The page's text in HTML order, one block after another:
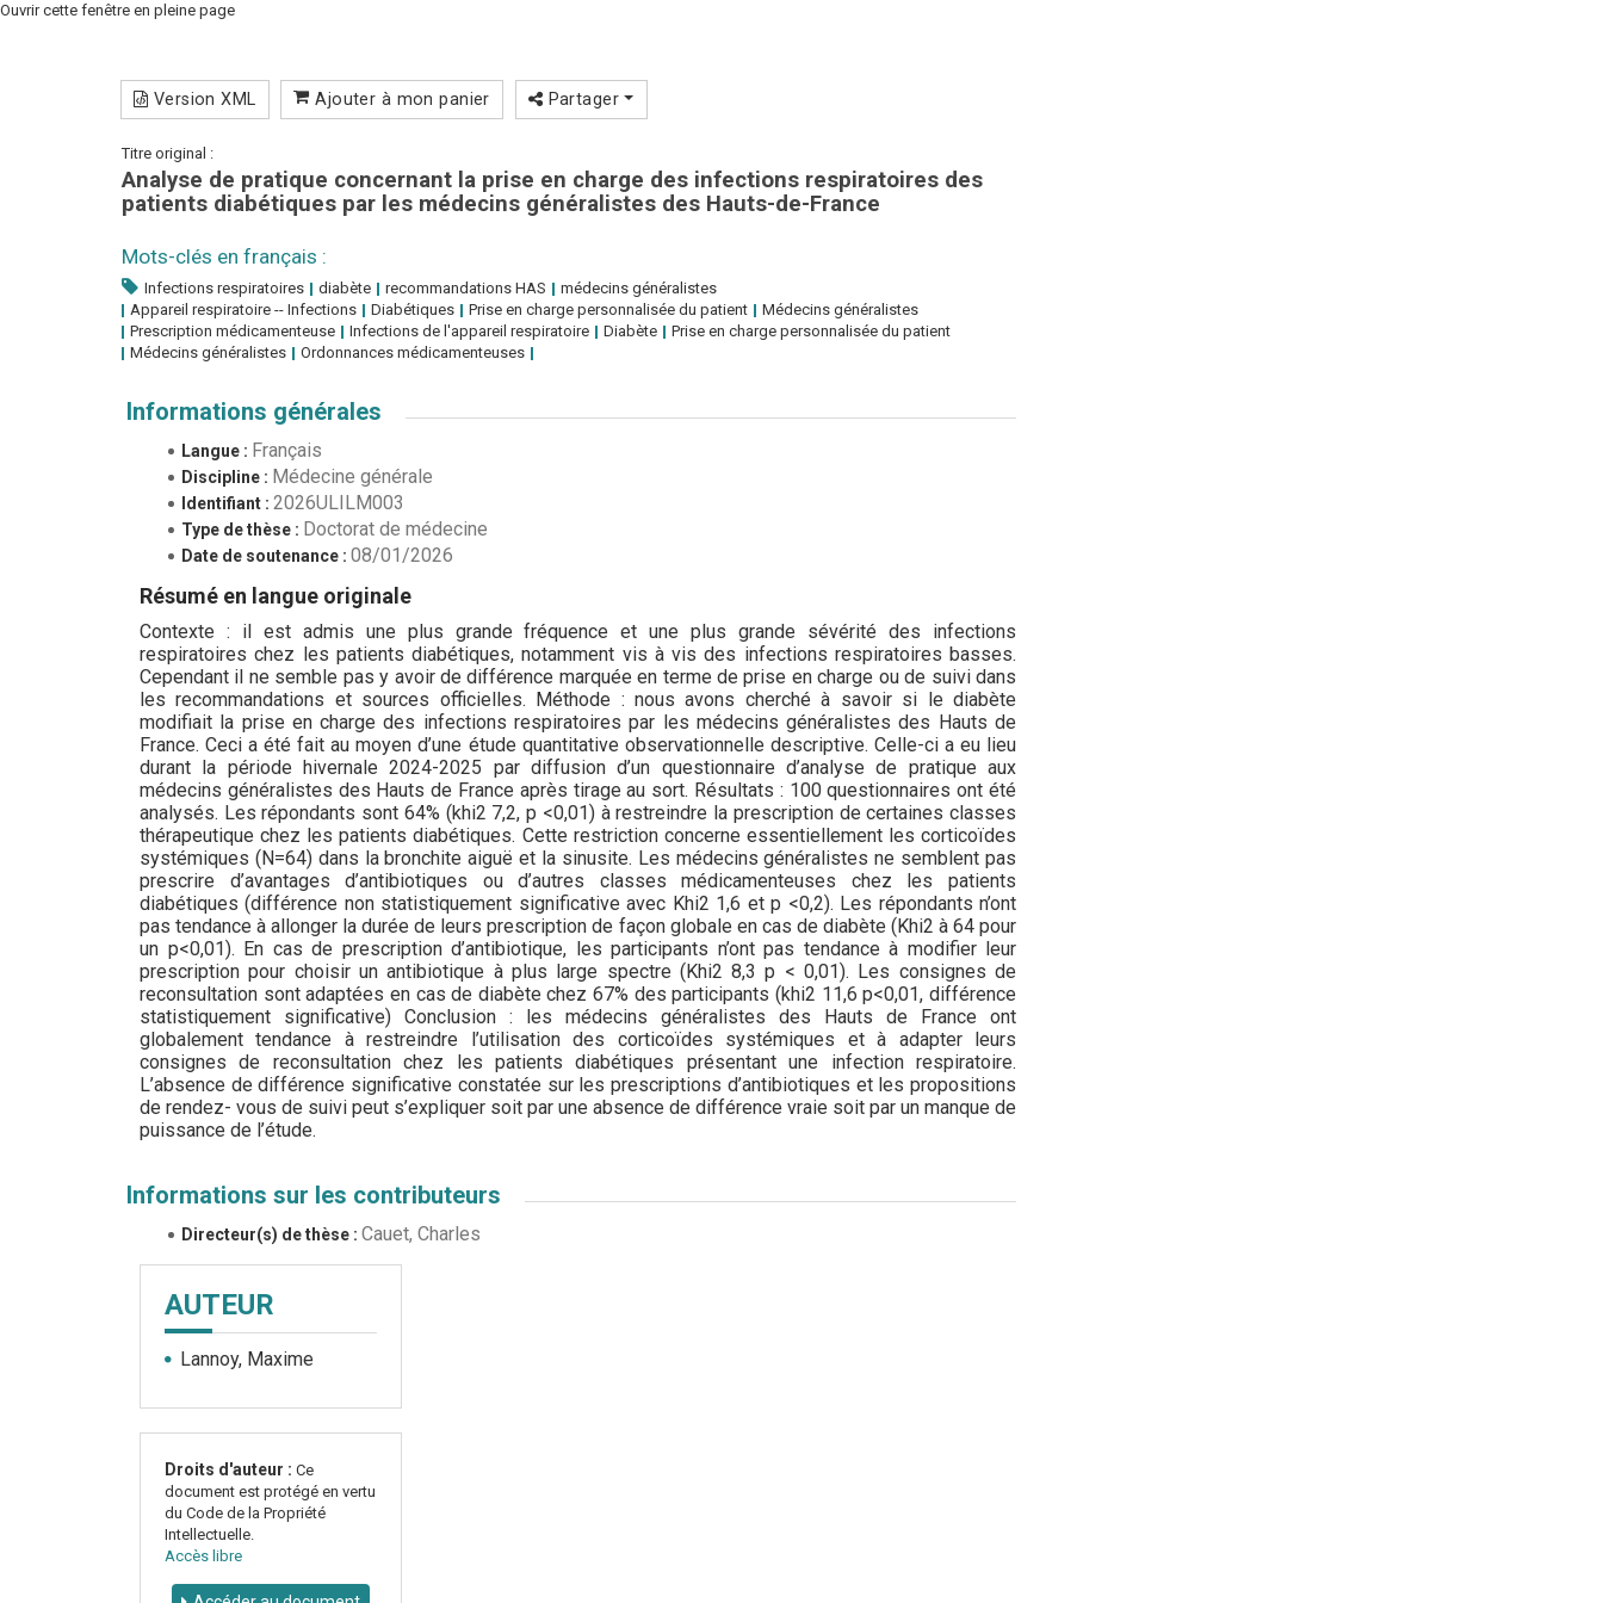
Ouvrir cette fenêtre en pleine page
Version XML Ajouter à mon panier Partager
Titre original :
Analyse de pratique concernant la prise en charge des infections respiratoires des
patients diabétiques par les médecins généralistes des Hauts-de-France
Mots-clés en français :
Infections respiratoires diabète recommandations HAS
médecins généralistes
Appareil respiratoire -- Infections
Diabétiques Prise en charge personnalisée du patient
Médecins généralistes
Prescription médicamenteuse
Infections de l'appareil respiratoire Diabète
Prise en charge personnalisée du patient
Médecins généralistes
Ordonnances médicamenteuses
Informations générales
Langue : Français
Discipline : Médecine générale
Identifiant : 2026ULILM003
Type de thèse : Doctorat de médecine
Date de soutenance : 08/01/2026
Résumé en langue originale
Contexte : il est admis une plus grande fréquence et une plus grande sévérité des infections
respiratoires chez les patients diabétiques, notamment vis à vis des infections respiratoires basses.
Cependant il ne semble pas y avoir de différence marquée en terme de prise en charge ou de suivi dans
les recommandations et sources officielles. Méthode : nous avons cherché à savoir si le diabète
modifiait la prise en charge des infections respiratoires par les médecins généralistes des Hauts de
France. Ceci a été fait au moyen d’une étude quantitative observationnelle descriptive. Celle-ci a eu lieu
durant la période hivernale 2024-2025 par diffusion d’un questionnaire d’analyse de pratique aux
médecins généralistes des Hauts de France après tirage au sort. Résultats : 100 questionnaires ont été
analysés. Les répondants sont 64% (khi2 7,2, p <0,01) à restreindre la prescription de certaines classes
thérapeutique chez les patients diabétiques. Cette restriction concerne essentiellement les corticoïdes
systémiques (N=64) dans la bronchite aiguë et la sinusite. Les médecins généralistes ne semblent pas
prescrire d’avantages d’antibiotiques ou d’autres classes médicamenteuses chez les patients
diabétiques (différence non statistiquement significative avec Khi2 1,6 et p <0,2). Les répondants n’ont
pas tendance à allonger la durée de leurs prescription de façon globale en cas de diabète (Khi2 à 64 pour
un p<0,01). En cas de prescription d’antibiotique, les participants n’ont pas tendance à modifier leur
prescription pour choisir un antibiotique à plus large spectre (Khi2 8,3 p < 0,01). Les consignes de
reconsultation sont adaptées en cas de diabète chez 67% des participants (khi2 11,6 p<0,01, différence
statistiquement significative) Conclusion : les médecins généralistes des Hauts de France ont
globalement tendance à restreindre l’utilisation des corticoïdes systémiques et à adapter leurs
consignes de reconsultation chez les patients diabétiques présentant une infection respiratoire.
L’absence de différence significative constatée sur les prescriptions d’antibiotiques et les propositions
de rendez- vous de suivi peut s’expliquer soit par une absence de différence vraie soit par un manque de
puissance de l’étude.
Informations sur les contributeurs
Directeur(s) de thèse : Cauet, Charles
AUTEUR
Lannoy, Maxime
Droits d'auteur : Ce
document est protégé en vertu
du Code de la Propriété
Intellectuelle.
Accès libre